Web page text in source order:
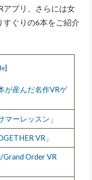
アプリ、さらには女
すぐりの6本をご紹介
]
が産んだ名作VRゲ
ーレッスン」
VR」
Order VR